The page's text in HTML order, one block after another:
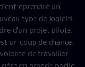
un
type de logiciel.
d'un projet pilote.
un coup de chance.
de travailler